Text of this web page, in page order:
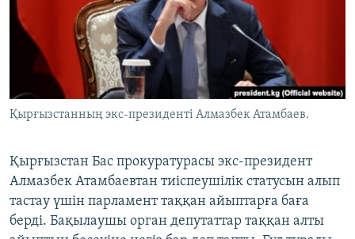
ЖАЗЫЛЫҢЫЗ
Басқа тілдерде
Қырғызстанның экс-президенті Алмазбек Атамбаев.
Қырғызстан Бас прокуратурасы экс-президент
Алмазбек Атамбаевтан тиіспеушілік статусын алып
тастау үшін парламент таққан айыптарға баға
берді. Бақылаушы орган депутаттар таққан алты